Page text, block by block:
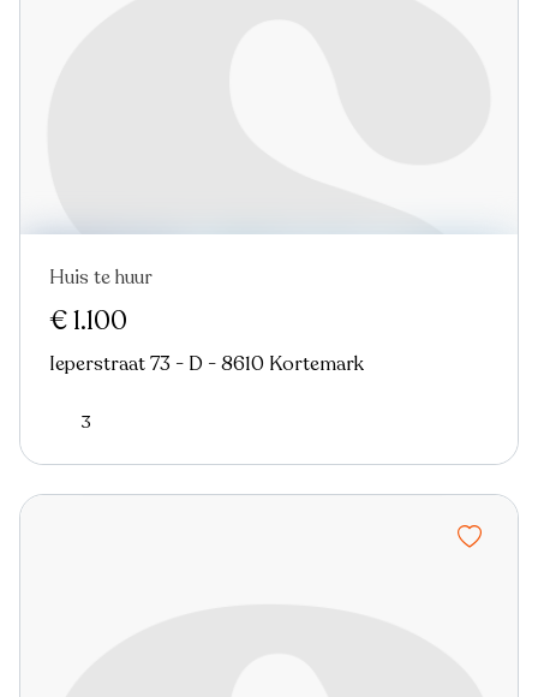
Huis te huur
€ 1.100
Ieperstraat 73 - D - 8610 Kortemark
3